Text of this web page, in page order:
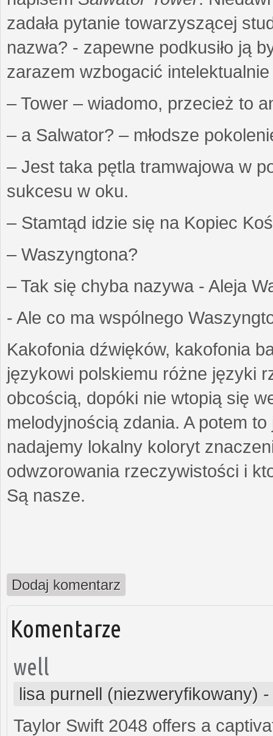
zadała pytanie towarzyszącej
nazwa? - zapewne podkusiło ją
zarazem wzbogacić intelektualnie
– Tower – wiadomo, przecież to
– a Salwator? – młodsze
– Jest taka pętla tramwajowa w
sukcesu w oku.
– Stamtąd idzie się na Kopiec
– Waszyngtona?
– Tak się chyba nazywa - Aleja
- Ale co ma wspólnego
Kakofonia dźwięków, kakofonia
językowi polskiemu różne języki
obcością, dopóki nie wtopią się
melodyjnością zdania. A potem
nadajemy lokalny koloryt
odwzorowania rzeczywistości i
Są nasze.
Dodaj komentarz
Komentarze
well
lisa purnell (niezweryfikowany)
Taylor Swift 2048 offers a